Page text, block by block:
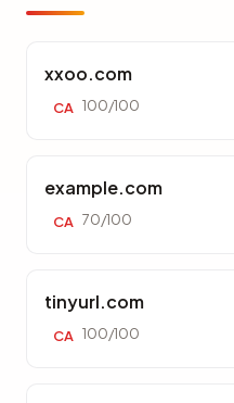
xxoo.com
CA 100/100
example.com
CA 70/100
tinyurl.com
CA 100/100